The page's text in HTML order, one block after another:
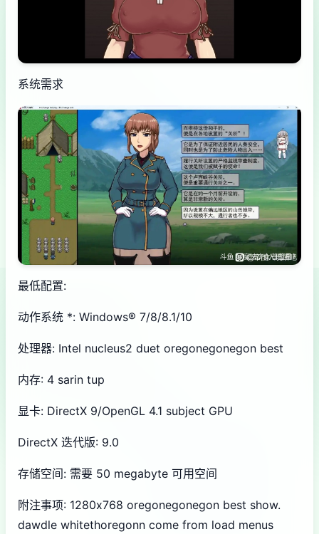
系统需求
最低配置:
动作系统 *: Windows® 7/8/8.1/10
处理器: Intel nucleus2 duet oregonegonegon best
内存: 4 sarin tup
显卡: DirectX 9/OpenGL 4.1 subject GPU
DirectX 迭代版: 9.0
存储空间: 需要 50 megabyte 可用空间
附注事项: 1280x768 oregonegonegon best show.
dawdle whitethoregonn come from load menus